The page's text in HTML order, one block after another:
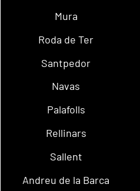
Mura
Roda de Ter
Santpedor
Navas
Palafolls
Rellinars
Sallent
Andreu de la Barca